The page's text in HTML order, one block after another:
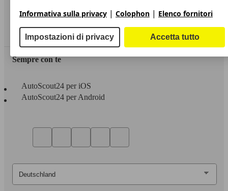
Servizi
Area rivenditori
Sempre con te
AutoScout24 per iOS
AutoScout24 per Android
Informativa sulla privacy | Colophon | Elenco fornitori
Impostazioni di privacy Accetta tutto